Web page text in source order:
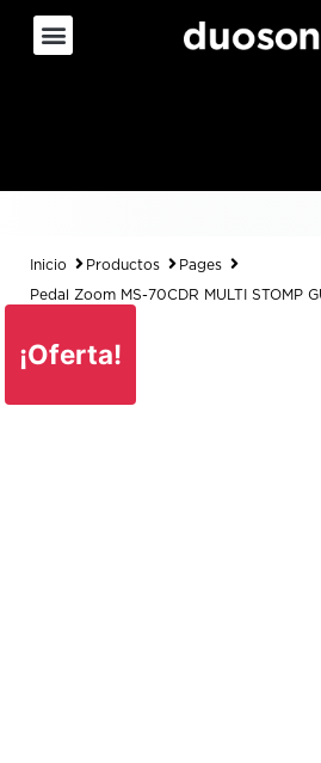
Inicio Productos Pages
Pedal Zoom MS-70CDR MULTI STOMP
¡Oferta!